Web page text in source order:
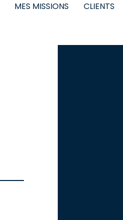
MES MISSIONS CLIENTS